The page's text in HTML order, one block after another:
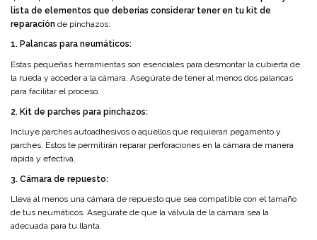
lista de elementos que deberías considerar tener en tu kit de
reparación de pinchazos:
1. Palancas para neumáticos:
Estas pequeñas herramientas son esenciales para desmontar la cubierta de
la rueda y acceder a la cámara. Asegúrate de tener al menos dos palancas
para facilitar el proceso.
2. Kit de parches para pinchazos:
Incluye parches autoadhesivos o aquellos que requieran pegamento y
parches. Estos te permitirán reparar perforaciones en la cámara de manera
rápida y efectiva.
3. Cámara de repuesto:
Lleva al menos una cámara de repuesto que sea compatible con el tamaño
de tus neumáticos. Asegúrate de que la válvula de la cámara sea la
adecuada para tu llanta.